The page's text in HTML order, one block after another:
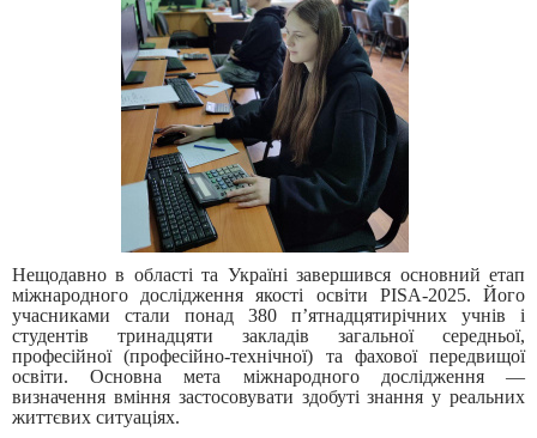
Нещодавно в області та Україні завершився основний етап
міжнародного дослідження якості освіти PISA-2025. Його
учасниками стали понад 380 п’ятнадцятирічних учнів і
студентів тринадцяти закладів загальної середньої,
професійної (професійно-технічної) та фахової передвищої
освіти. Основна мета міжнародного дослідження —
визначення вміння застосовувати здобуті знання у реальних
життєвих ситуаціях.